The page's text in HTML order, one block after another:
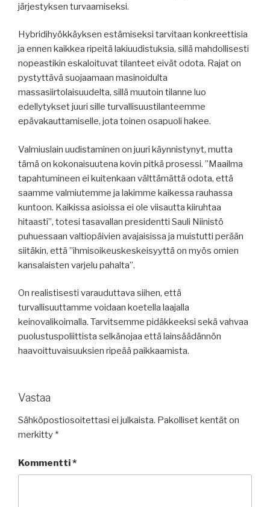
järjestyksen turvaamiseksi.
Hybridihyökkäyksen estämiseksi tarvitaan konkreettisia
ja ennen kaikkea ripeitä lakiuudistuksia, sillä mahdollisesti
nopeastikin eskaloituvat tilanteet eivät odota. Rajat on
pystyttävä suojaamaan masinoidulta
massasiirtolaisuudelta, sillä muutoin tilanne luo
edellytykset juuri sille turvallisuustilanteemme
epävakauttamiselle, jota toinen osapuoli hakee.
Valmiuslain uudistaminen on juuri käynnistynyt, mutta
tämä on kokonaisuutena kovin pitkä prosessi. ”Maailma
tapahtumineen ei kuitenkaan välttämättä odota, että
saamme valmiutemme ja lakimme kaikessa rauhassa
kuntoon. Kaikissa asioissa ei ole viisautta kiiruhtaa
hitaasti”, totesi tasavallan presidentti Sauli Niinistö
puhuessaan valtiopäivien avajaisissa ja muistutti perään
siitäkin, että ”ihmisoikeuskeskeisyyttä on myös omien
kansalaisten varjelu pahalta”.
On realistisesti varauduttava siihen, että
turvallisuuttamme voidaan koetella laajalla
keinovalikoimalla. Tarvitsemme pidäkkeeksi sekä vahvaa
puolustuspoliittista selkänojaa että lainsäädännön
haavoittuvaisuuksien ripeää paikkaamista.
Vastaa
Sähköpostiosoitettasi ei julkaista. Pakolliset kentät on
merkitty *
Kommentti*